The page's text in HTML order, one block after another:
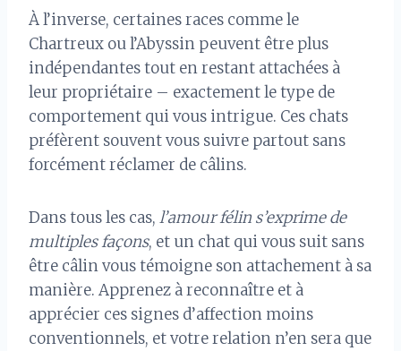
À l’inverse, certaines races comme le
Chartreux ou l’Abyssin peuvent être plus
indépendantes tout en restant attachées à
leur propriétaire – exactement le type de
comportement qui vous intrigue. Ces chats
préfèrent souvent vous suivre partout sans
forcément réclamer de câlins.
Dans tous les cas, l’amour félin s’exprime de
multiples façons, et un chat qui vous suit sans
être câlin vous témoigne son attachement à sa
manière. Apprenez à reconnaître et à
apprécier ces signes d’affection moins
conventionnels, et votre relation n’en sera que